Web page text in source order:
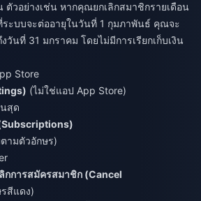
ตัวอย่างเช่น หากคุณยกเลิกสมาชิกรายเดือน
ะบบจะต่ออายุในวันที่ 1 กุมภาพันธ์ คุณจะ
วันที่ 31 มกราคม โดยไม่มีการเรียกเก็บเงิน
Store
(ไม่ใช่แอป App Store)
สุด
ามตัวอักษร)
กการสมัครสมาชิก (Cancel
สีแดง)